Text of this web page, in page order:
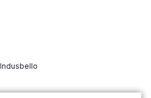
Indusbello